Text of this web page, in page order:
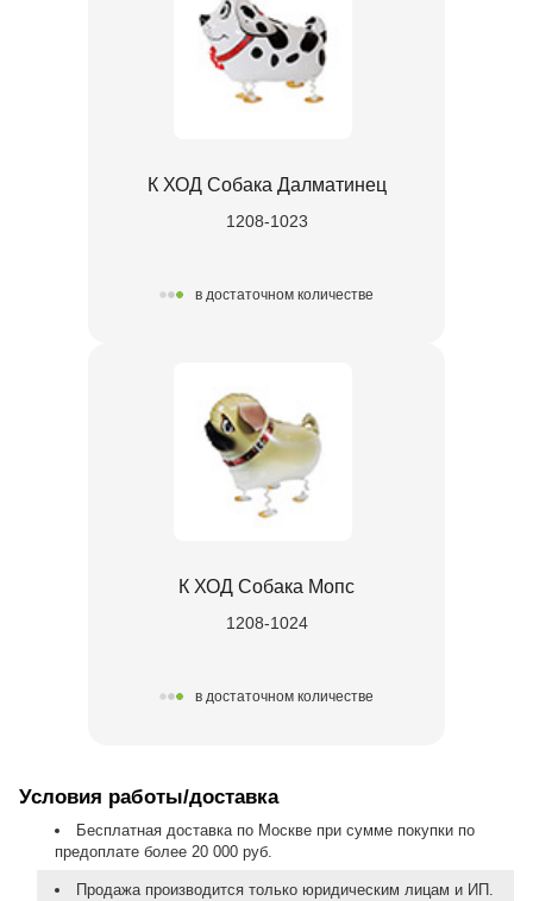
К ХОД Собака Далматинец
1208-1023
в достаточном количестве
К ХОД Собака Мопс
1208-1024
в достаточном количестве
Условия работы/доставка
Бесплатная доставка по Москве при сумме покупки по
предоплате более 20 000 руб.
Продажа производится только юридическим лицам и ИП.